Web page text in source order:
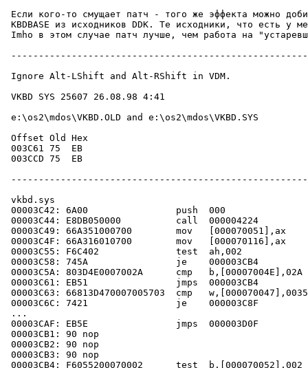
Если кого-то смущает патч - того же эффекта можно
KBDBASE из исходников DDK. Те исходники, что есть у
Imho в этом случае патч лучше, чем работа на
Ignore Alt-LShift and Alt-RShift in VDM.
VKBD SYS 25607 26.08.98 4:41
e:\os2\mdos\VKBD.OLD and e:\os2\mdos\VKBD.SYS
Offset Old Hex
003C61 75  EB
003CCD 75  EB
vkbd.sys
00003C42: 6A00                push  000
00003C44: E8DB050000          call  000004224
00003C49: 66A351000700        mov   [000070051],ax
00003C4F: 66A316010700        mov   [000070116],ax
00003C55: F6C402              test  ah,002
00003C58: 745A                je    000003CB4
00003C5A: 803D4E0007002A      cmp
00003C61: EB51                jmps  000003CB4
00003C63: 66813D470007005703  cmp
00003C6C: 7421                je    000003C8F
...
00003CAF: EB5E                jmps  000003D0F
00003CB1: 90 nop
00003CB2: 90 nop
00003CB3: 90 nop
00003CB4: F6055200070002      test  b,[000070052],002